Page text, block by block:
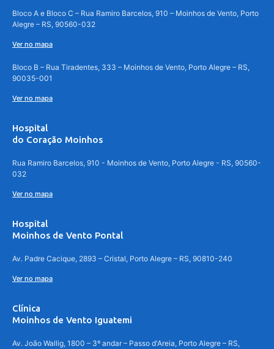
Bloco A e Bloco C – Rua Ramiro Barcelos, 910 – Moinhos de Vento, Porto
Alegre – RS, 90560-032
Ver no mapa
Bloco B – Rua Tiradentes, 333 – Moinhos de Vento, Porto Alegre – RS,
90035-001
Ver no mapa
Hospital
do Coração Moinhos
Rua Ramiro Barcelos, 910 - Moinhos de Vento, Porto Alegre - RS, 90560-
032
Ver no mapa
Hospital
Moinhos de Vento Pontal
Av. Padre Cacique, 2893 – Cristal, Porto Alegre – RS, 90810-240
Ver no mapa
Clínica
Moinhos de Vento Iguatemi
Av. João Wallig, 1800 – 3º andar – Passo d'Areia, Porto Alegre – RS,